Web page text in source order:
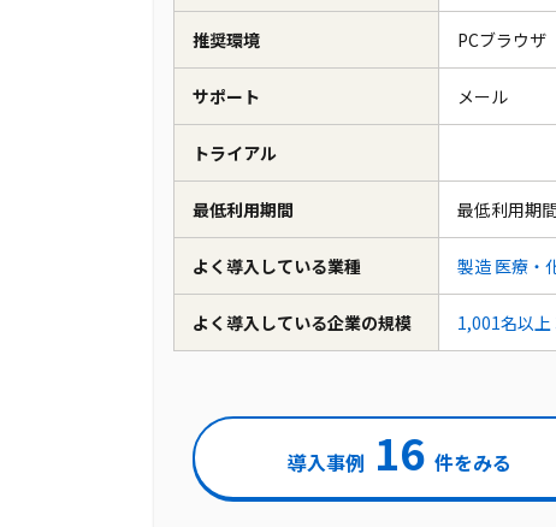
推奨環境 PCブラウ
サポート メール
トライアル
最低利用期間 最低利用期
よく導入している業種 製造 医療・
よく導入している企業の規模 1,001名以上
導入事例 16 件をみる